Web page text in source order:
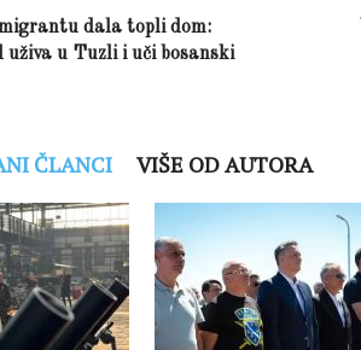
dala topli dom:
u Tuzli i uči bosanski
ČLANCI VIŠE OD AUTORA